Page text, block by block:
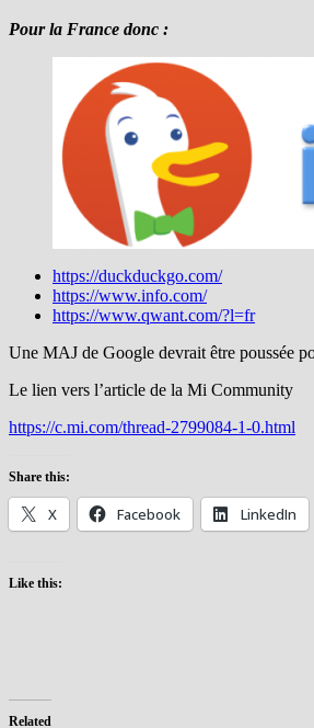
Pour la France donc :
https://duckduckgo.com/
https://www.info.com/
https://www.qwant.com/?l=fr
Une MAJ de Google devrait être poussée
Le lien vers l’article de la Mi Community
https://c.mi.com/thread-2799084-1-0.html
Share this:
X Facebook LinkedIn
Like this:
Related